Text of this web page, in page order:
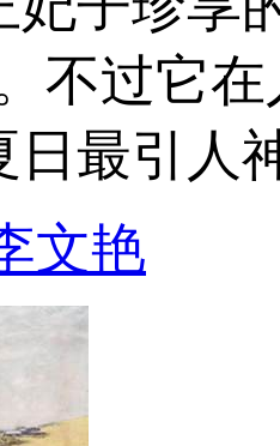
不过它
日最引人
文艳